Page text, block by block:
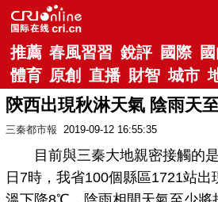
推薦 春風習習 銳評 國際
體育 原創 直播 財智 城市
陝西出現秋淋天氣 陰雨天
三秦都市報 2019-09-12 16:55:35
目前與三秦大地親密接觸的是
日7時，我省100個縣區1721站